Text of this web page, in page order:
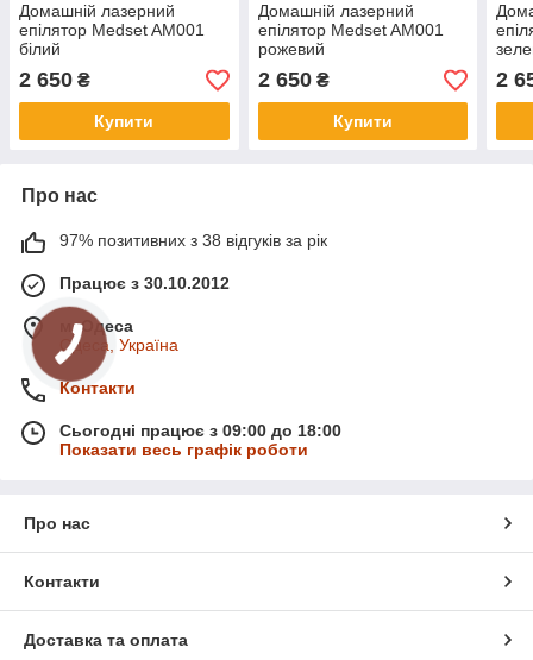
Домашній лазерний
епілятор Medset AM001
білий
2 650 ₴
Купити
Домашній лазерний
епілятор Medset AM001
рожевий
2 650₴
Купити
2
Про нас
97% позитивних з 38 відгуків за рік
Працює з 30.10.2012
м. Одеса
Одеса, Україна
Контакти
Сьогодні працює з 09:00 до 18:00
Показати весь графік роботи
Про нас
Контакти
Доставка та оплата